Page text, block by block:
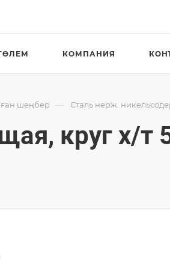
КОМПАНИЯ
шеңбер — Сталь нерж.
круг х/т